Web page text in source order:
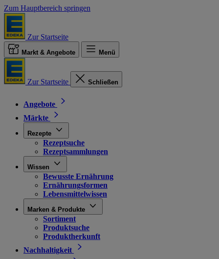
Zum Hauptbereich springen
Zur Startseite
Markt & Angebote Menü
Zur Startseite Schließen
Angebote
Märkte
Rezepte
Rezeptsuche
Rezeptsammlungen
Wissen
Bewusste Ernährung
Ernährungsformen
Lebensmittelwissen
Marken & Produkte
Sortiment
Produktsuche
Produktherkunft
Nachhaltigkeit